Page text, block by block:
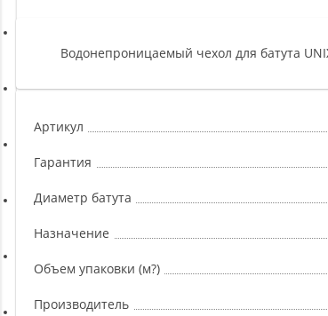
Прочее оборудование (пьедесталы и скамьи для
Сапборды
Системы хранения
Водонепроницаемый чехол для батута
Артикул
Гарантия
Диаметр батута
Назначение
Объем упаковки (м?)
Производитель